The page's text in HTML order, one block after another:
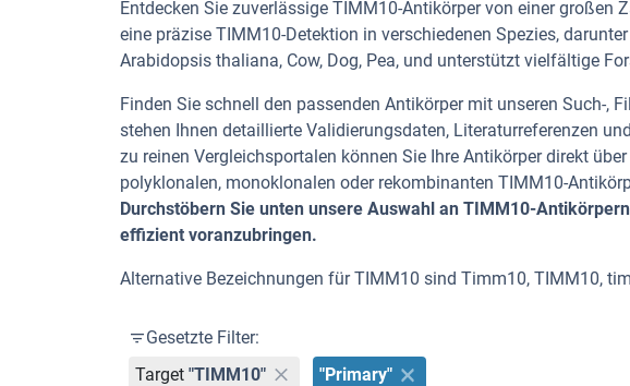
Entdecken Sie zuverlässige TIMM10-Antikörper von einer
eine präzise TIMM10-Detektion in verschiedenen Spezies,
Arabidopsis thaliana, Cow, Dog, Pea, und unterstützt vielfältige
Finden Sie schnell den passenden Antikörper mit unseren Such-,
stehen Ihnen detaillierte Validierungsdaten, Literaturreferenzen
zu reinen Vergleichsportalen können Sie Ihre Antikörper direkt
polyklonalen, monoklonalen oder rekombinanten TIMM10-
Durchstöbern Sie unten unsere Auswahl an TIMM10-
effizient voranzubringen.
Alternative Bezeichnungen für TIMM10 sind Timm10, TIMM10,
Gesetzte Filter:
Target "TIMM10" "Primary"